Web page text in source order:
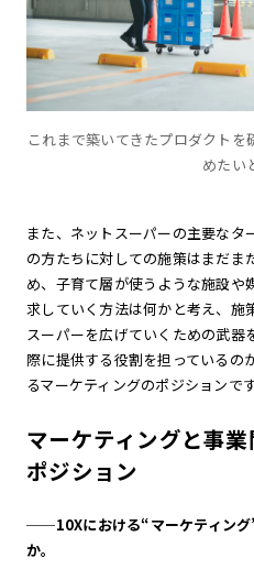
これまで築いてきたプロダクト
めたい
また、ネットスーパーの主要な
の方たちに対しての施策はまだま
め、子育て層が使うような施設や
求していく方法は何かと考え、施
スーパーを広げていくための武
際に提供する役割を担っているの
るマーケティングのポジションです
マーケティングと事
ポジション
──10Xにおける“マーケティング
か。